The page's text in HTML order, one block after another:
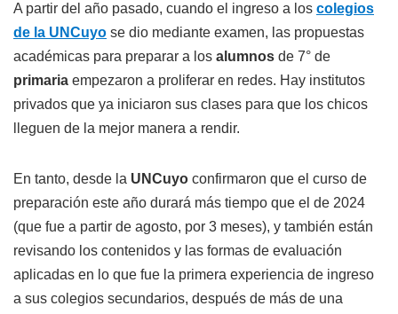
A partir del año pasado, cuando el ingreso a los colegios
de la UNCuyo se dio mediante examen, las propuestas
académicas para preparar a los alumnos de 7° de
primaria empezaron a proliferar en redes. Hay institutos
privados que ya iniciaron sus clases para que los chicos
lleguen de la mejor manera a rendir.
En tanto, desde la UNCuyo confirmaron que el curso de
preparación este año durará más tiempo que el de 2024
(que fue a partir de agosto, por 3 meses), y también están
revisando los contenidos y las formas de evaluación
aplicadas en lo que fue la primera experiencia de ingreso
a sus colegios secundarios, después de más de una